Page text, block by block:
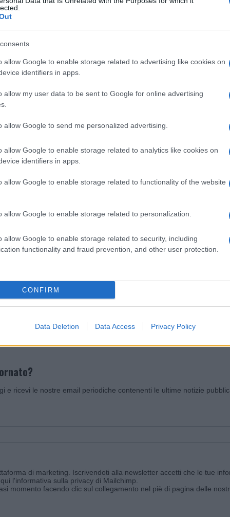
allow Google to enable storage related to advertising like cookies on
identifiers in apps.
allow my user data to be sent to Google for online advertising
allow Google to send me personalized advertising.
allow Google to enable storage related to analytics like cookies on
identifiers in apps.
allow Google to enable storage related to functionality of the website
allow Google to enable storage related to personalization.
allow Google to enable storage related to security, including
functionality and fraud prevention, and other user protection.
CONFIRM
Data Deletion Data Access Privacy Policy
nella sezione
Arzachena Roberto Ragnedda
Prossimo articolo
Invia un Comunicato Stampa|Pubblicità|Segnala
e ricevi le nostre email periodiche contenenti le ultime notizie
di marketing. Iscrivendoti alla newsletter accetti che le tue
l'informativa sulla privacy di Mailchimp
momento facendo clic sul collegamento nel piè di pagina delle